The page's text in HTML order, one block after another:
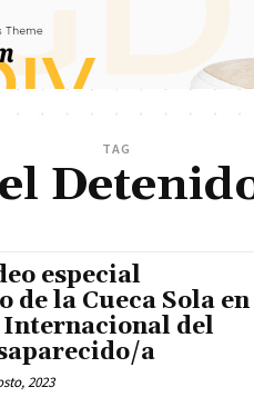
TAG
especial
de la Cueca Sola
Internacional del
a
2023